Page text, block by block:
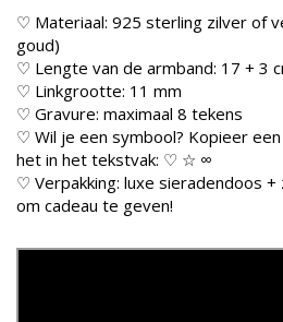
♡ Materiaal: 925 sterling zilver of
goud)
♡ Lengte van de armband: 17 + 3
♡ Linkgrootte: 11 mm
♡ Gravure: maximaal 8 tekens
♡ Wil je een symbool? Kopieer
het in het tekstvak: ♡ ☆ ∞
♡ Verpakking: luxe sieradendoos
om cadeau te geven!